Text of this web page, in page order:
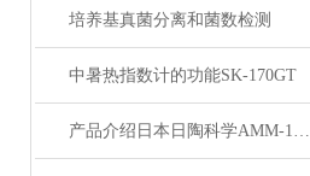
培养基真菌分离和菌数检测
中暑热指数计的功能SK-170GT
产品介绍日本日陶科学AMM-140D玛瑙自动乳钵自动粉碎机